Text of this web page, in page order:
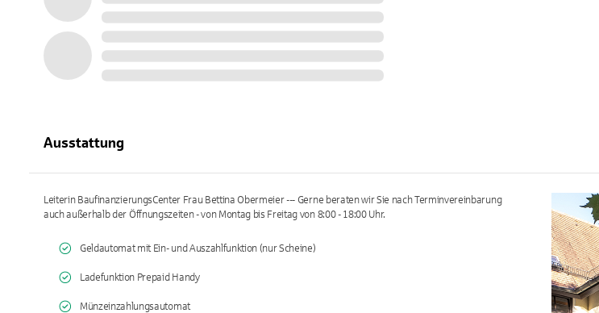
Ausstattung
Leiterin BaufinanzierungsCenter Frau Bettina Obermeier --- Gerne beraten wir Sie nach Terminvereinbarung
auch außerhalb der Öffnungszeiten - von Montag bis Freitag von 8:00 - 18:00 Uhr.
Geldautomat mit Ein- und Auszahlfunktion (nur Scheine)
Ladefunktion Prepaid Handy
Münzeinzahlungsautomat